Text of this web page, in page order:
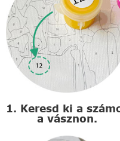
1. Keresd ki a
a vásznon.